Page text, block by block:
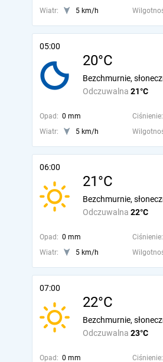
Wiatr:
5 km/h
05:00
20°C
Odczuwalna 21°C
Bezchmurnie,
Opad: 0 mm Ciśnienie:
Wiatr:
5 km/h
06:00
21°C
Odczuwalna 22°C
Bezchmurnie,
Opad: 0 mm Ciśnienie:
Wiatr:
5 km/h
07:00
22°C
Odczuwalna 23°C
Bezchmurnie,
Opad: 0 mm Ciśnienie: